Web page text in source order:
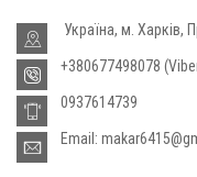
Україна, м. Харків,
+380677498078
0937614739
Email: